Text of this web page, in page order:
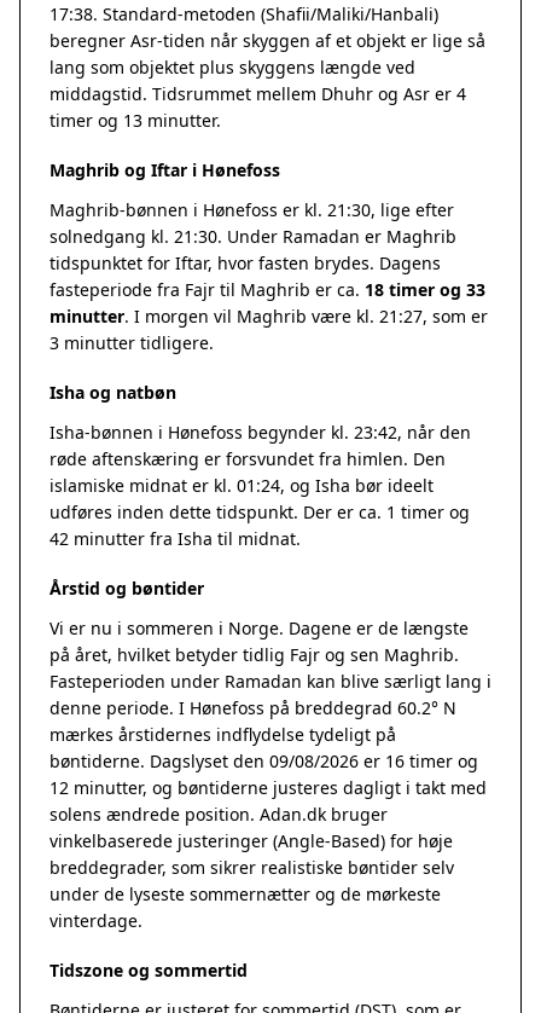
17:38. Standard-metoden (Shafii/Maliki/Hanbali)
beregner Asr-tiden når skyggen af et objekt er lige så
lang som objektet plus skyggens længde ved
middagstid. Tidsrummet mellem Dhuhr og Asr er 4
timer og 13 minutter.
Maghrib og Iftar i Hønefoss
Maghrib-bønnen i Hønefoss er kl. 21:30, lige efter
solnedgang kl. 21:30. Under Ramadan er Maghrib
tidspunktet for Iftar, hvor fasten brydes. Dagens
fasteperiode fra Fajr til Maghrib er ca. 18 timer og 33
minutter. I morgen vil Maghrib være kl. 21:27, som er
3 minutter tidligere.
Isha og natbøn
Isha-bønnen i Hønefoss begynder kl. 23:42, når den
røde aftenskæring er forsvundet fra himlen. Den
islamiske midnat er kl. 01:24, og Isha bør ideelt
udføres inden dette tidspunkt. Der er ca. 1 timer og
42 minutter fra Isha til midnat.
Årstid og bøntider
Vi er nu i sommeren i Norge. Dagene er de længste
på året, hvilket betyder tidlig Fajr og sen Maghrib.
Fasteperioden under Ramadan kan blive særligt lang i
denne periode. I Hønefoss på breddegrad 60.2° N
mærkes årstidernes indflydelse tydeligt på
bøntiderne. Dagslyset den 09/08/2026 er 16 timer og
12 minutter, og bøntiderne justeres dagligt i takt med
solens ændrede position. Adan.dk bruger
vinkelbaserede justeringer (Angle-Based) for høje
breddegrader, som sikrer realistiske bøntider selv
under de lyseste sommernætter og de mørkeste
vinterdage.
Tidszone og sommertid